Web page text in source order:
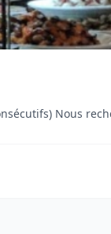
Rémunération: 12–13 €/h net. Le